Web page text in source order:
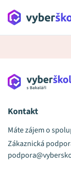
Kontakt
Máte zájem o
Zákaznická